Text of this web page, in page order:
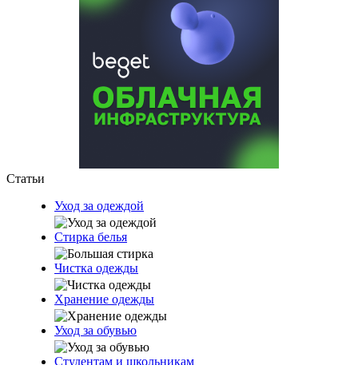
Статьи
Уход за одеждой
Стирка белья
Чистка одежды
Хранение одежды
Уход за обувью
Студентам и школьникам